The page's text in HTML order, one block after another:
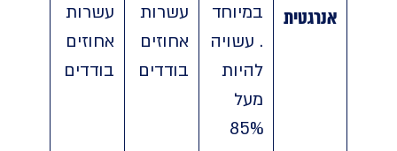
אנרגטית
במיוחד
. עשויה
להיות
עשרות
אחוזים
בודדים
עשרות
אחוזים
בודדים